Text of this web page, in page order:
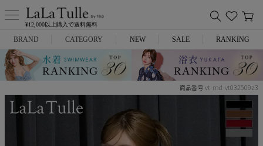
¥12,000以上購入で送料無料
BRAND
Anella
CATEGORY
ミニドレス
NEW SALE RANKING
商品番号 vt-md-vt032509z3